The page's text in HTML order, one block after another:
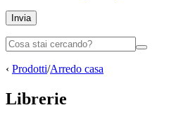
Invia
‹ Prodotti/Arredo casa
Librerie